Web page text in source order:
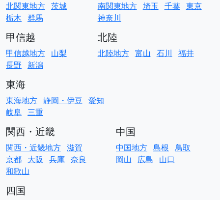
北関東地方 茨城
栃木 群馬
南関東地方 埼玉 千葉 東京
神奈川
甲信越
甲信越地方 山梨
長野
新潟
北陸
北陸地方 富山 石川 福井
東海
東海地方 静岡・伊豆 愛知
岐阜 三重
関西・近畿
関西・近畿地方 滋賀
京都 大阪 兵庫 奈良
和歌山
中国
中国地方 島根 鳥取
岡山
広島 山口
四国